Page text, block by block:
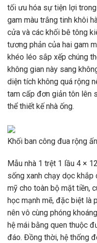
tối ưu hóa sự tiện lợi
gam màu trắng tinh khôi
cửa và các khối bê tông
tương phản của hai gam
khéo léo sắp xếp chúng
không gian này sang
diện tích không quá rộng
tam cấp đơn giản tôn lên
thể thiết kế nhà ống.
Khối ban công đua rộng
Mẫu nhà 1 trệt 1 lầu 4 ×
sống xanh chạy dọc
mỹ cho toàn bộ mặt tiền,
học mạnh mẽ, đặc biệt là
nên vô cùng phóng
hệ mái bằng quen thuộc
đáo. Đồng thời, hệ thống